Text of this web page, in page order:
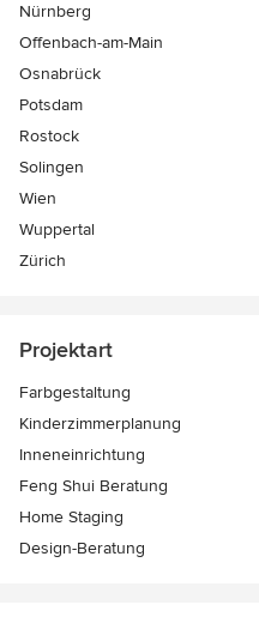
Nürnberg
Offenbach-am-Main
Osnabrück
Potsdam
Rostock
Solingen
Wien
Wuppertal
Zürich
Projektart
Farbgestaltung
Kinderzimmerplanung
Inneneinrichtung
Feng Shui Beratung
Home Staging
Design-Beratung